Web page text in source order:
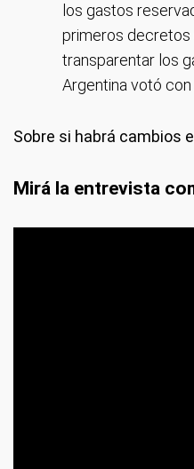
los gastos
primeros decretos
transparentar los
Argentina votó con
Sobre si habrá cambios
Mirá la entrevista